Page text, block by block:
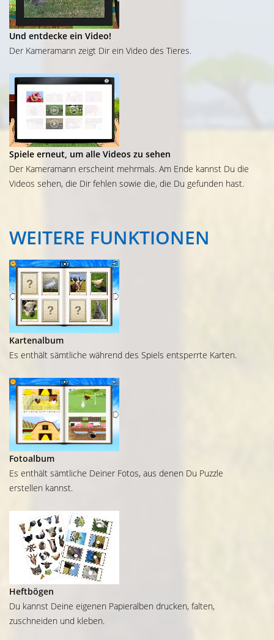
Und entdecke ein Video!
Der Kameramann zeigt Dir ein Video des Tieres.
Spiele erneut, um alle Videos zu sehen
Der Kameramann erscheint mehrmals. Am Ende kannst Du die
Videos sehen, die Dir fehlen sowie die, die Du gefunden hast.
WEITERE FUNKTIONEN
Kartenalbum
Es enthält sämtliche während des Spiels entsperrte Karten.
Fotoalbum
Es enthält sämtliche Deiner Fotos, aus denen Du Puzzle
erstellen kannst.
Heftbögen
Du kannst Deine eigenen Papieralben drucken, falten,
zuschneiden und kleben.